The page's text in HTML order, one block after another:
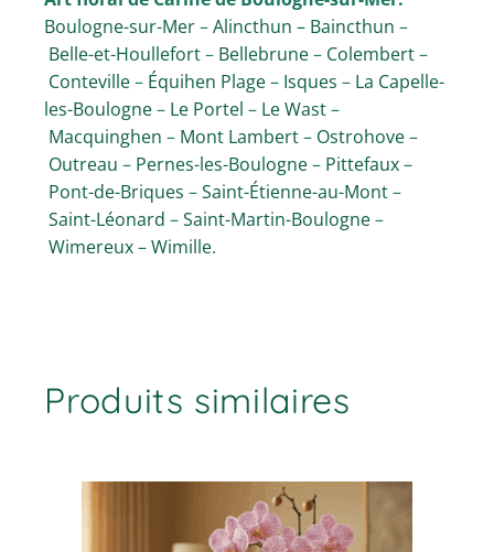
Boulogne-sur-Mer–Alincthun – Baincthun –
Belle-et-Houllefort– Bellebrune– Colembert–
Conteville– Équihen Plage– Isques – La Capelle-
les-Boulogne– Le Portel – Le Wast–
Macquinghen – Mont Lambert– Ostrohove–
Outreau – Pernes-les-Boulogne– Pittefaux–
Pont-de-Briques –Saint-Étienne-au-Mont–
Saint-Léonard –Saint-Martin-Boulogne–
Wimereux–Wimille.
Produits similaires